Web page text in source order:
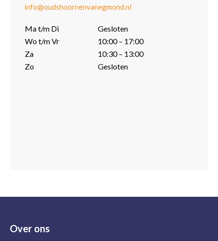
info@oudshoornenvanegmond.nl
Ma t/m Di
Gesloten
Wo t/m Vr
10:00 – 17:00
Za
10:30 – 13:00
Zo
Gesloten
Over ons